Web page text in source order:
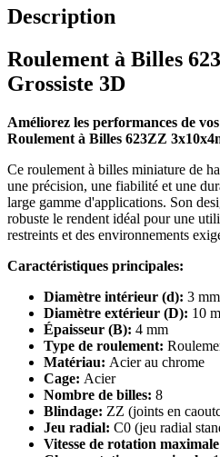
Description
Roulement à Billes
Grossiste 3D
Améliorez les performances de
Roulement à Billes 623ZZ
Ce roulement à billes miniature de
une précision, une fiabilité et une
large gamme d'applications. Son
robuste le rendent idéal pour une
restreints et des environnements
Caractéristiques principales:
Diamètre intérieur (d): 3 mm
Diamètre extérieur (D): 10
Épaisseur (B): 4 mm
Type de roulement:
Matériau: Acier au chrome
Cage: Acier
Nombre de billes: 8
Blindage: ZZ (joints en
Jeu radial: C0 (jeu radial
Vitesse de rotation